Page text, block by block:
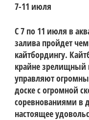
7-11 июля
С 7 по 11 июля в
залива пройдет
кайтбордингу.
крайне зрелищный
управляют
доске с огромной
соревнованиями в
настоящее